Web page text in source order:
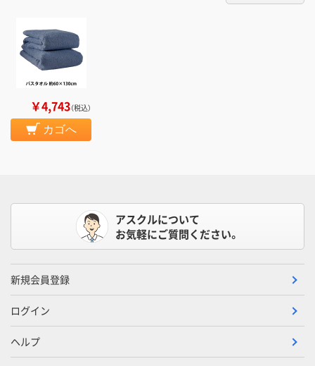
￥4,743（税込）
カゴへ
アスクルについて
お気軽にご質問ください。
新規会員登録
ログイン
ヘルプ